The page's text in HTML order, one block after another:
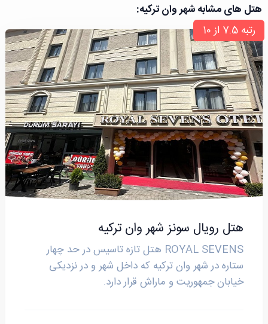
هتل های مشابه شهر وان ترکیه:
رتبه 7.5 از 10
هتل رویال سونز شهر وان ترکیه
ROYAL SEVENS هتل تازه تاسیس در حد چهار
ستاره در شهر وان ترکیه که داخل شهر و در نزدیکی
خیابان جمهوریت و ماراش قرار دارد.